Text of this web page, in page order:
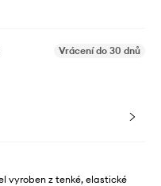
Vrácení do 30 dnů
vyroben z tenké, elastické